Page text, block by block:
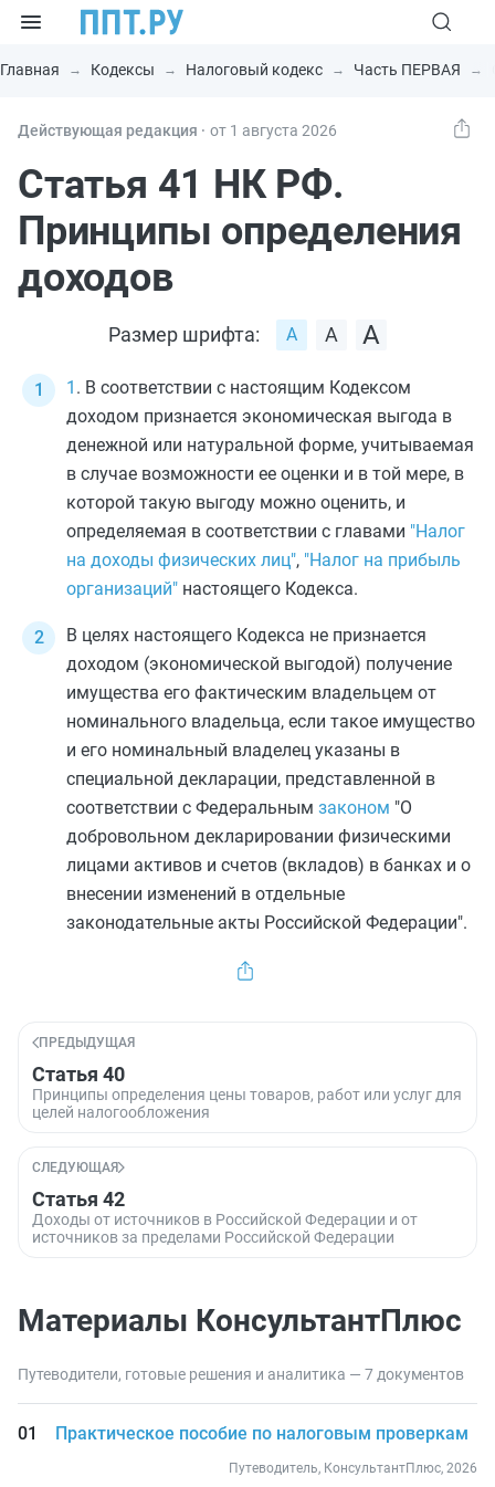
Главная Кодексы Налоговый кодекс Часть ПЕРВАЯ
Действующая редакция ⸱ от 1 августа 2026
Статья 41 НК РФ.
Принципы определения
доходов
Размер шрифта:
1 . В соответствии с настоящим Кодексом
доходом признается экономическая выгода в
денежной или натуральной форме, учитываемая
в случае возможности ее оценки и в той мере, в
которой такую выгоду можно оценить, и
определяемая в соответствии с главами "Налог
на доходы физических лиц", "Налог на прибыль
организаций" настоящего Кодекса.
В целях настоящего Кодекса не признается
доходом (экономической выгодой) получение
имущества его фактическим владельцем от
номинального владельца, если такое имущество
и его номинальный владелец указаны в
специальной декларации, представленной в
соответствии с Федеральным законом "О
добровольном декларировании физическими
лицами активов и счетов (вкладов) в банках и о
внесении изменений в отдельные
законодательные акты Российской Федерации".
ПРЕДЫДУЩАЯ
Статья 40
Принципы определения цены товаров, работ или услуг для
целей налогообложения
СЛЕДУЮЩАЯ
Статья 42
Доходы от источников в Российской Федерации и от
источников за пределами Российской Федерации
Материалы КонсультантПлюс
Путеводители, готовые решения и аналитика — 7 документов
Практическое пособие по налоговым проверкам
Путеводитель, КонсультантПлюс, 2026